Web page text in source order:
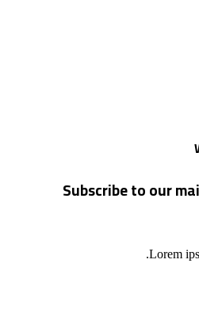
Subscribe to our
Lorem